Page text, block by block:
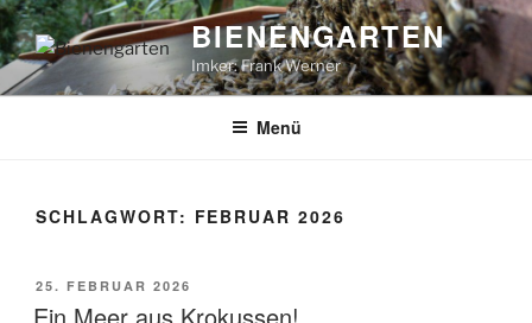
Zum
Inhalt
springen
BIENENGARTEN
Imker: Frank Werner
Menü
SCHLAGWORT: FEBRUAR 2026
VERÖFFENTLICHT
AM
25. FEBRUAR 2026